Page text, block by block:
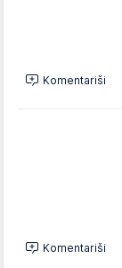
Komentariši
Komentariši